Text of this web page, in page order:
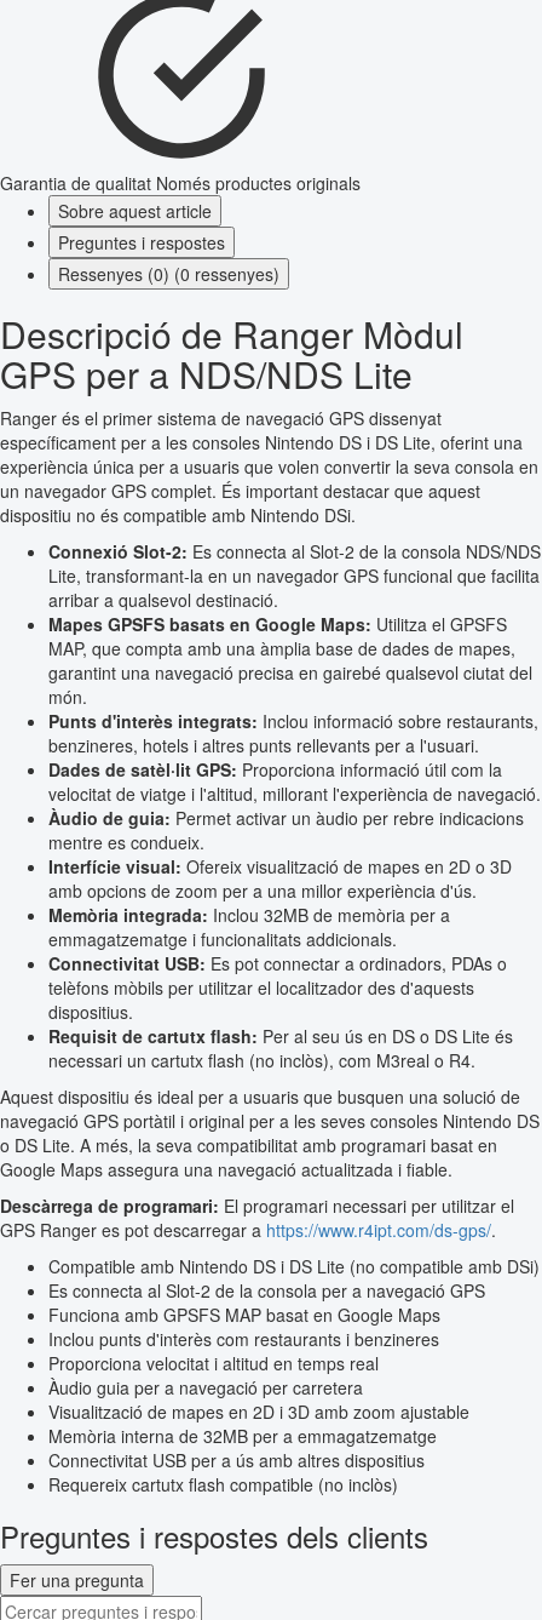
Garantia de qualitat Només productes originals
Sobre aquest article
Preguntes i respostes
Ressenyes (0) (0 ressenyes)
Descripció de Ranger Mòdul
GPS per a NDS/NDS Lite
Ranger és el primer sistema de navegació GPS dissenyat
específicament per a les consoles Nintendo DS i DS Lite, oferint una
experiència única per a usuaris que volen convertir la seva consola en
un navegador GPS complet. És important destacar que aquest
dispositiu no és compatible amb Nintendo DSi.
Connexió Slot-2: Es connecta al Slot-2 de la consola NDS/NDS
Lite, transformant-la en un navegador GPS funcional que facilita
arribar a qualsevol destinació.
Mapes GPSFS basats en Google Maps: Utilitza el GPSFS
MAP, que compta amb una àmplia base de dades de mapes,
garantint una navegació precisa en gairebé qualsevol ciutat del
món.
Punts d'interès integrats: Inclou informació sobre restaurants,
benzineres, hotels i altres punts rellevants per a l'usuari.
Dades de satèl·lit GPS: Proporciona informació útil com la
velocitat de viatge i l'altitud, millorant l'experiència de navegació.
Àudio de guia: Permet activar un àudio per rebre indicacions
mentre es condueix.
Interfície visual: Ofereix visualització de mapes en 2D o 3D
amb opcions de zoom per a una millor experiència d'ús.
Memòria integrada: Inclou 32MB de memòria per a
emmagatzematge i funcionalitats addicionals.
Connectivitat USB: Es pot connectar a ordinadors, PDAs o
telèfons mòbils per utilitzar el localitzador des d'aquests
dispositius.
Requisit de cartutx flash: Per al seu ús en DS o DS Lite és
necessari un cartutx flash (no inclòs), com M3real o R4.
Aquest dispositiu és ideal per a usuaris que busquen una solució de
navegació GPS portàtil i original per a les seves consoles Nintendo DS
o DS Lite. A més, la seva compatibilitat amb programari basat en
Google Maps assegura una navegació actualitzada i fiable.
Descàrrega de programari: El programari necessari per utilitzar el
GPS Ranger es pot descarregar a https://www.r4ipt.com/ds-gps/.
Compatible amb Nintendo DS i DS Lite (no compatible amb DSi)
Es connecta al Slot-2 de la consola per a navegació GPS
Funciona amb GPSFS MAP basat en Google Maps
Inclou punts d'interès com restaurants i benzineres
Proporciona velocitat i altitud en temps real
Àudio guia per a navegació per carretera
Visualització de mapes en 2D i 3D amb zoom ajustable
Memòria interna de 32MB per a emmagatzematge
Connectivitat USB per a ús amb altres dispositius
Requereix cartutx flash compatible (no inclòs)
Preguntes i respostes dels clients
Fer una pregunta